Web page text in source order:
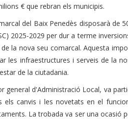
€ que rebran els municipis.
del Baix Penedès disposarà de
2025-2029 per dur a terme
la nova seu comarcal. Aquesta
les infraestructures i serveis de la
de la ciutadania.
general d'Administració Local, va
canvis i les novetats en el
La trobada va ser una ocasió